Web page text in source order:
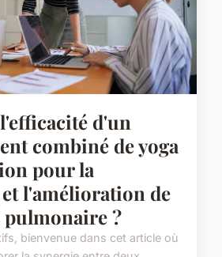
d'un
combiné de yoga
pour la
l'amélioration de
pulmonaire ?
bienvenue dans cet article où